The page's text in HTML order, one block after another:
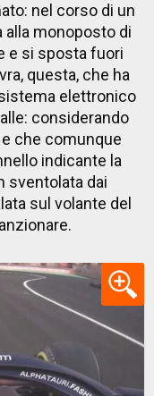
nel corso di un
alla monoposto di
e si sposta fuori
questa, che ha
elettronico
considerando
e che comunque
indicante la
sventolata dai
sul volante del